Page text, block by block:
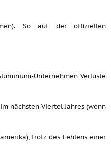
So auf der offiziellen
Unternehmen Verluste
nächsten Viertel Jahres (wenn
trotz des Fehlens einer